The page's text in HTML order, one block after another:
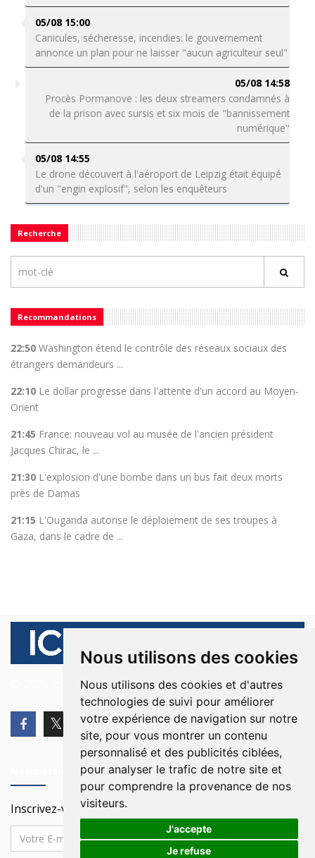
Nous utilisons des cookies
Nous utilisons des cookies et d'autres
technologies de suivi pour améliorer
votre expérience de navigation sur notre
site, pour vous montrer un contenu
personnalisé et des publicités ciblées,
pour analyser le trafic de notre site et
pour comprendre la provenance de nos
visiteurs.
J'accepte
Je refuse
05/08 15:00
Canicules, sécheresse, incendies: le gouvernement
annonce un plan pour ne laisser "aucun agriculteur seul"
05/08 14:58
Procès Pormanove : les deux streamers condamnés à
de la prison avec sursis et six mois de "bannissement
numérique"
05/08 14:55
Le drone découvert à l'aéroport de Leipzig était équipé
d'un "engin explosif", selon les enquêteurs
Recherche
Recommandations
22:50 Washington étend le contrôle des réseaux sociaux des
étrangers demandeurs ...
22:10 Le dollar progresse dans l'attente d'un accord au Moyen-
Orient
21:45 France: nouveau vol au musée de l'ancien président
Jacques Chirac, le ...
21:30 L'explosion d'une bombe dans un bus fait deux morts
près de Damas
21:15 L'Ouganda autorise le déploiement de ses troupes à
Gaza, dans le cadre de ...
© 2026 Ici Beyrouth. Tous les droits sont réservés.
Inscrivez-vous à notre Newsletter